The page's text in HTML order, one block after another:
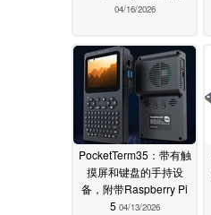
04/16/2026
PocketTerm35：带有触
摸屏和键盘的手持设
备，附带Raspberry Pi
5 04/13/2026